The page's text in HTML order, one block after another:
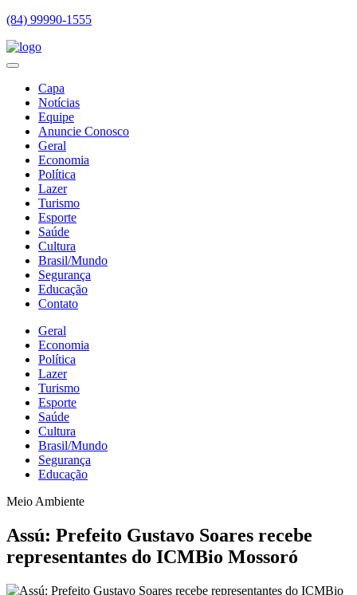
(84) 99990-1555
Capa
Notícias
Equipe
Anuncie Conosco
Geral
Economia
Política
Lazer
Turismo
Esporte
Saúde
Cultura
Brasil/Mundo
Segurança
Educação
Contato
Geral
Economia
Política
Lazer
Turismo
Esporte
Saúde
Cultura
Brasil/Mundo
Segurança
Educação
Meio Ambiente
Assú: Prefeito Gustavo Soares recebe
representantes do ICMBio Mossoró